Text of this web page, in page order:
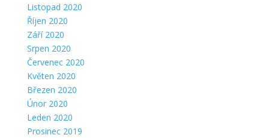
Listopad 2020
Říjen 2020
Září 2020
Srpen 2020
Červenec 2020
Květen 2020
Březen 2020
Únor 2020
Leden 2020
Prosinec 2019